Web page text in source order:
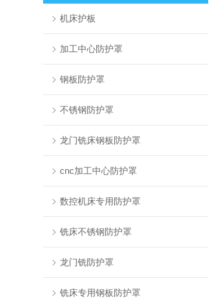
机床护板
加工中心防护罩
钢板防护罩
不锈钢防护罩
龙门铣床钢板防护罩
cnc加工中心防护罩
数控机床专用防护罩
铣床不锈钢防护罩
龙门铣防护罩
铣床专用钢板防护罩